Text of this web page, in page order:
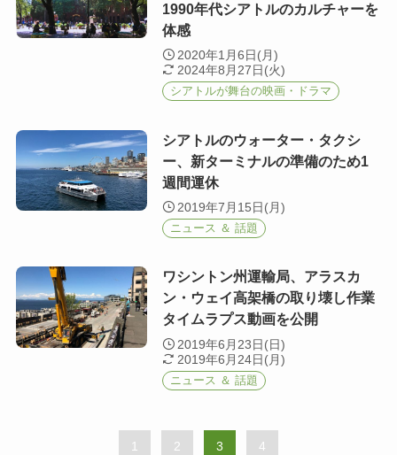
1990年代シアトルのカルチャーを
体感
2020年1月6日(月)
2024年8月27日(火)
シアトルが舞台の映画・ドラマ
シアトルのウォーター・タクシ
ー、新ターミナルの準備のため1
週間運休
2019年7月15日(月)
ニュース ＆ 話題
ワシントン州運輸局、アラスカ
ン・ウェイ高架橋の取り壊し作業
タイムラプス動画を公開
2019年6月23日(日)
2019年6月24日(月)
ニュース ＆ 話題
1 2 3 4